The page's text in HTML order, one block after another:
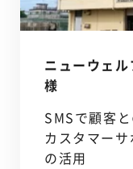
ニューウェ
様
SMSで顧客
カスタマー
の活用